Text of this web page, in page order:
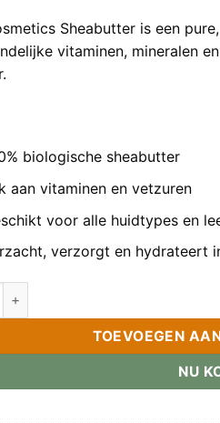
Sheabutter is een
vitaminen, mineralen
biologische sheabutter
aan vitaminen en vetzuren
voor alle huidtypes en
verzorgt en hydrateert
– Sheabutter 100% – All-
TOEVOEGEN
NU